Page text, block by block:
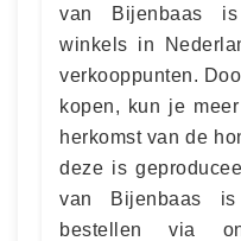
van Bijenbaas
winkels in
verkooppunten.
kopen, kun je
herkomst van de
deze is
van Bijenbaas
bestellen via